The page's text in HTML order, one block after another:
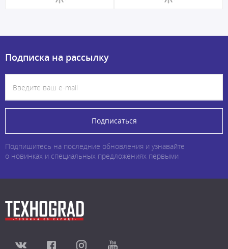
Подписка на рассылку
Подписаться
Подпишитесь на последние обновления и узнавайте
о новинках и специальных предложениях первыми